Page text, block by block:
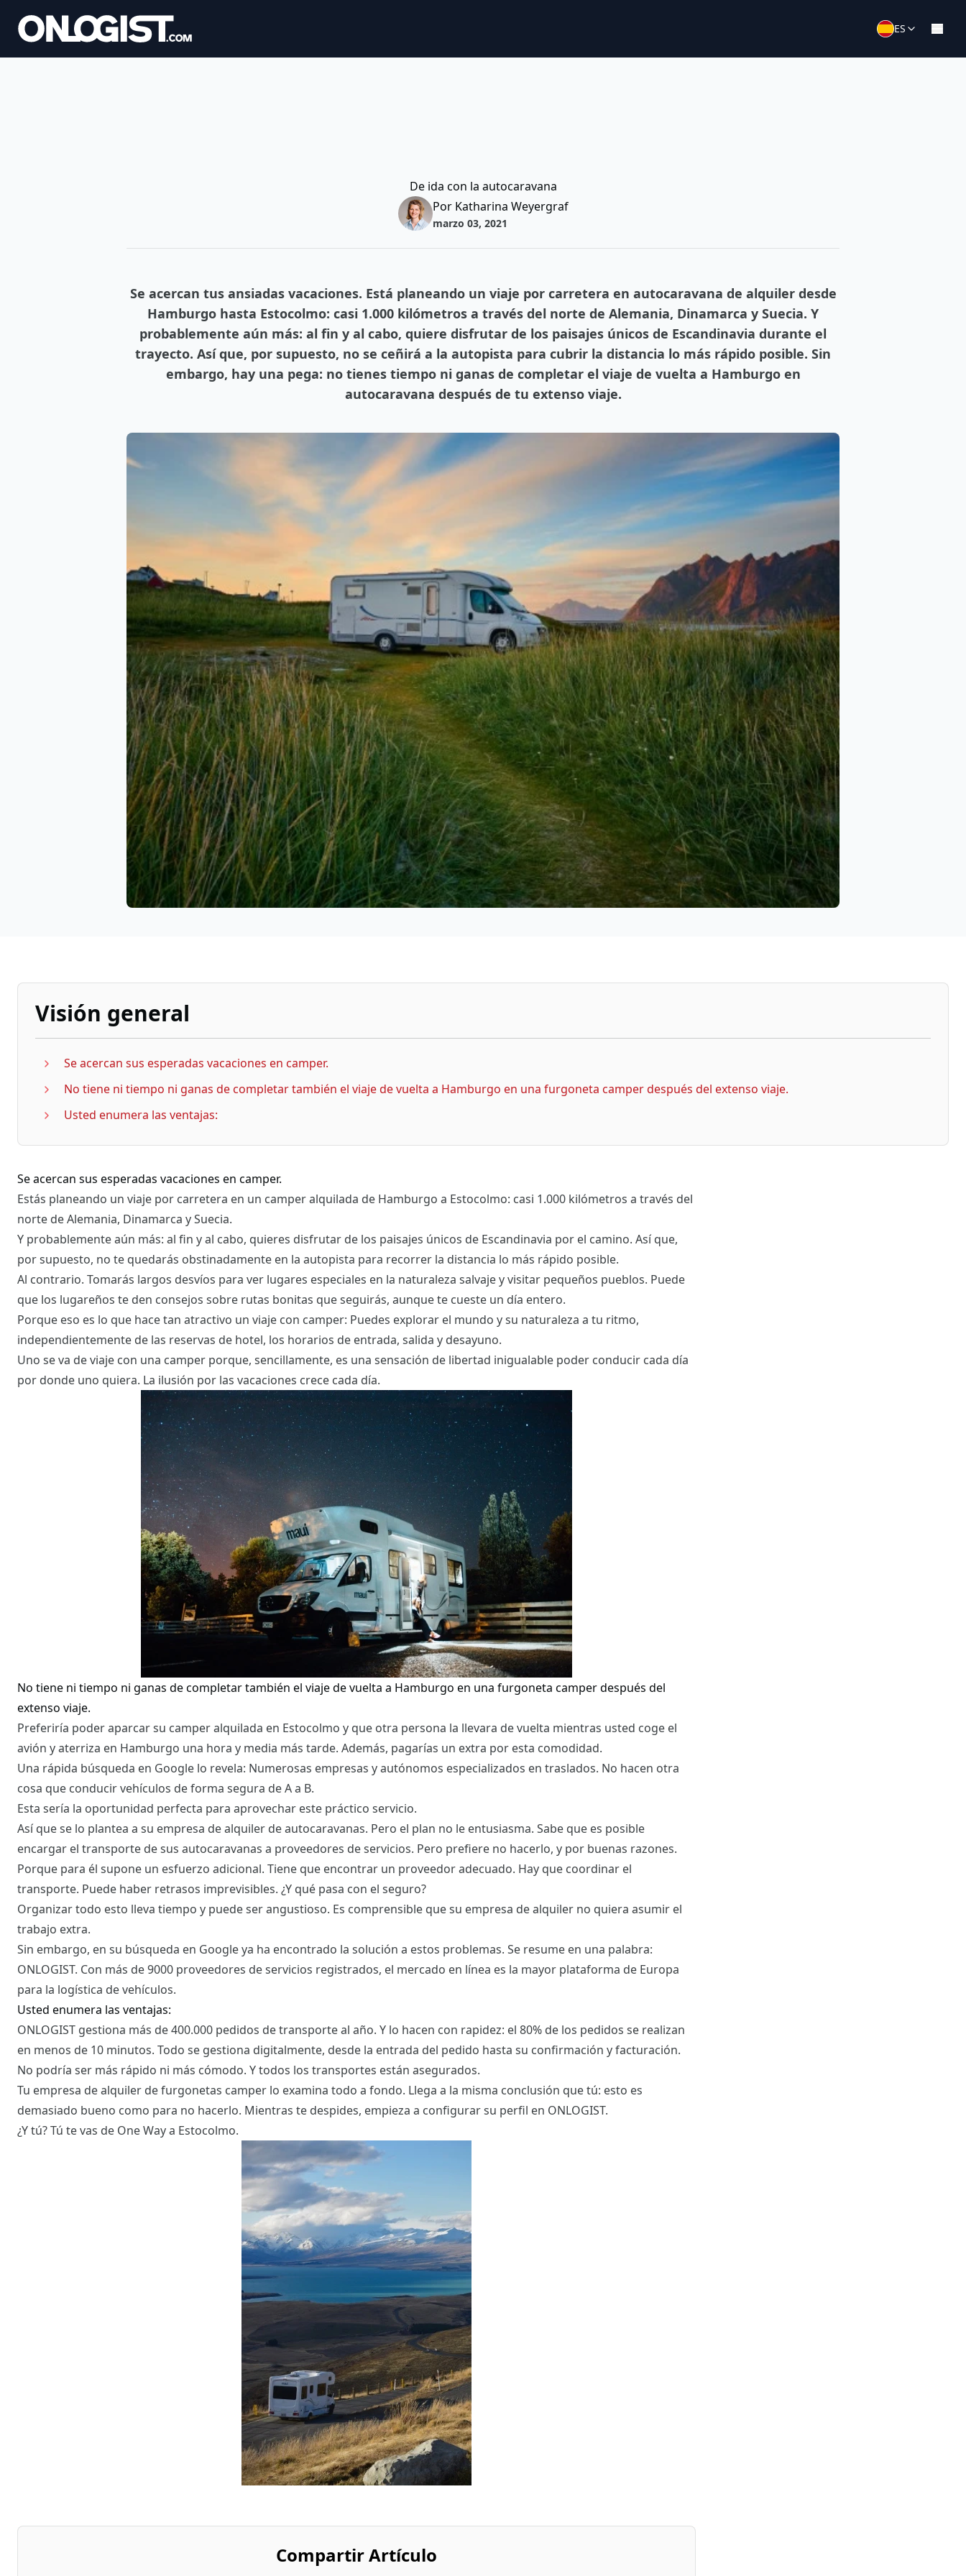
ES
De ida con la autocaravana
Por Katharina Weyergraf
marzo 03, 2021
Se acercan tus ansiadas vacaciones. Está planeando un viaje por carretera en autocaravana de alquiler desde
Hamburgo hasta Estocolmo: casi 1.000 kilómetros a través del norte de Alemania, Dinamarca y Suecia. Y
probablemente aún más: al fin y al cabo, quiere disfrutar de los paisajes únicos de Escandinavia durante el
trayecto. Así que, por supuesto, no se ceñirá a la autopista para cubrir la distancia lo más rápido posible. Sin
embargo, hay una pega: no tienes tiempo ni ganas de completar el viaje de vuelta a Hamburgo en
autocaravana después de tu extenso viaje.
Se acercan sus esperadas vacaciones en camper.
Estás planeando un viaje por carretera en un camper alquilada de Hamburgo a Estocolmo: casi 1.000 kilómetros a través del
norte de Alemania, Dinamarca y Suecia.
Y probablemente aún más: al fin y al cabo, quieres disfrutar de los paisajes únicos de Escandinavia por el camino. Así que,
por supuesto, no te quedarás obstinadamente en la autopista para recorrer la distancia lo más rápido posible.
Al contrario. Tomarás largos desvíos para ver lugares especiales en la naturaleza salvaje y visitar pequeños pueblos. Puede
que los lugareños te den consejos sobre rutas bonitas que seguirás, aunque te cueste un día entero.
Porque eso es lo que hace tan atractivo un viaje con camper: Puedes explorar el mundo y su naturaleza a tu ritmo,
independientemente de las reservas de hotel, los horarios de entrada, salida y desayuno.
Uno se va de viaje con una camper porque, sencillamente, es una sensación de libertad inigualable poder conducir cada día
por donde uno quiera. La ilusión por las vacaciones crece cada día.
No tiene ni tiempo ni ganas de completar también el viaje de vuelta a Hamburgo en una furgoneta camper después del
extenso viaje.
Preferiría poder aparcar su camper alquilada en Estocolmo y que otra persona la llevara de vuelta mientras usted coge el
avión y aterriza en Hamburgo una hora y media más tarde. Además, pagarías un extra por esta comodidad.
Una rápida búsqueda en Google lo revela: Numerosas empresas y autónomos especializados en traslados. No hacen otra
cosa que conducir vehículos de forma segura de A a B.
Esta sería la oportunidad perfecta para aprovechar este práctico servicio.
Así que se lo plantea a su empresa de alquiler de autocaravanas. Pero el plan no le entusiasma. Sabe que es posible
encargar el transporte de sus autocaravanas a proveedores de servicios. Pero prefiere no hacerlo, y por buenas razones.
Porque para él supone un esfuerzo adicional. Tiene que encontrar un proveedor adecuado. Hay que coordinar el
transporte. Puede haber retrasos imprevisibles. ¿Y qué pasa con el seguro?
Organizar todo esto lleva tiempo y puede ser angustioso. Es comprensible que su empresa de alquiler no quiera asumir el
trabajo extra.
Sin embargo, en su búsqueda en Google ya ha encontrado la solución a estos problemas. Se resume en una palabra:
ONLOGIST. Con más de 9000 proveedores de servicios registrados, el mercado en línea es la mayor plataforma de Europa
para la logística de vehículos.
Usted enumera las ventajas:
ONLOGIST gestiona más de 400.000 pedidos de transporte al año. Y lo hacen con rapidez: el 80% de los pedidos se realizan
en menos de 10 minutos. Todo se gestiona digitalmente, desde la entrada del pedido hasta su confirmación y facturación.
No podría ser más rápido ni más cómodo. Y todos los transportes están asegurados.
Tu empresa de alquiler de furgonetas camper lo examina todo a fondo. Llega a la misma conclusión que tú: esto es
demasiado bueno como para no hacerlo. Mientras te despides, empieza a configurar su perfil en ONLOGIST.
¿Y tú? Tú te vas de One Way a Estocolmo.
Compartir Artículo
Visión general
Se acercan sus esperadas vacaciones en camper.
No tiene ni tiempo ni ganas de completar también el viaje de vuelta a Hamburgo en una furgoneta camper después del extenso viaje.
Usted enumera las ventajas: